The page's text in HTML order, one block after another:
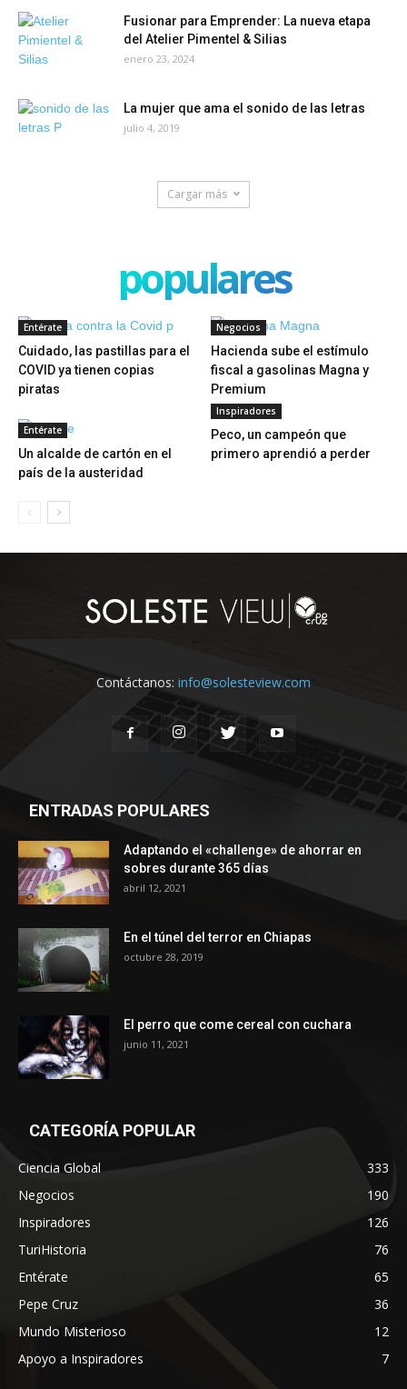
Fusionar para Emprender: La nueva etapa
del Atelier Pimentel & Silias
enero 23, 2024
La mujer que ama el sonido de las letras
julio 4, 2019
Cargar más
populares
Entérate
Cuidado, las pastillas para el
COVID ya tienen copias
piratas
Negocios
Hacienda sube el estímulo
fiscal a gasolinas Magna y
Premium
Entérate
Un alcalde de cartón en el
país de la austeridad
Inspiradores
Peco, un campeón que
primero aprendió a perder
Contáctanos: info@solesteview.com
ENTRADAS POPULARES
Adaptando el «challenge» de ahorrar en
sobres durante 365 días
abril 12, 2021
En el túnel del terror en Chiapas
octubre 28, 2019
El perro que come cereal con cuchara
junio 11, 2021
CATEGORÍA POPULAR
Ciencia Global
333
Negocios
190
Inspiradores
126
TuriHistoria
76
Entérate
65
Pepe Cruz
36
Mundo Misterioso
12
Apoyo a Inspiradores
7